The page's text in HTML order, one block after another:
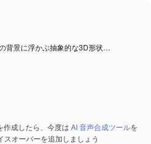
背景に浮かぶ抽象的な3D形状…
作成したら、今度は AI 音声合成ツールを
スオーバーを追加しましょう